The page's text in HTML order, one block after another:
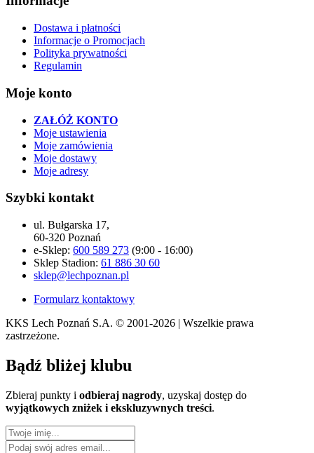
Dostawa i płatności
Informacje o Promocjach
Polityka prywatności
Regulamin
Moje konto
ZAŁÓŻ KONTO
Moje ustawienia
Moje zamówienia
Moje dostawy
Moje adresy
Szybki kontakt
ul. Bułgarska 17,
60-320 Poznań
e-Sklep: 600 589 273 (9:00 - 16:00)
Sklep Stadion: 61 886 30 60
sklep@lechpoznan.pl
Formularz kontaktowy
KKS Lech Poznań S.A. © 2001-2026 | Wszelkie prawa
zastrzeżone.
Bądź bliżej klubu
Zbieraj punkty i odbieraj nagrody, uzyskaj dostęp do
wyjątkowych zniżek i ekskluzywnych treści.